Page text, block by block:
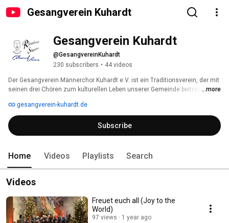
Gesangverein Kuhardt
Gesangverein Kuhardt
@GesangvereinKuhardt
230 subscribers • 44 videos
Der Gesangverein Männerchor Kuhardt e.V. ist ein Traditionsverein, der mit
seinen drei Chören zum kulturellen Leben unserer Gemeinde beiträgt. ...more
gesangverein-kuhardt.de
Subscribe
Home Videos Playlists Search
Videos
Freuet euch all (Joy to the
World)
97 views 1 year ago